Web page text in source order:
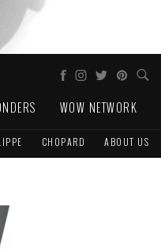
WOW NETWORK
CHOPARD ABOUT US